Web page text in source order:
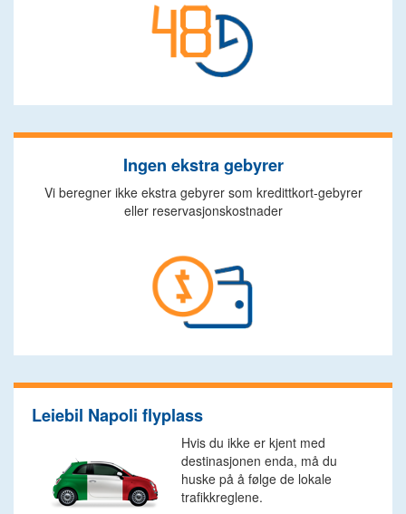
Ingen ekstra gebyrer
Vi beregner ikke ekstra gebyrer som kredittkort-gebyrer
eller reservasjonskostnader
Leiebil Napoli flyplass
Hvis du ikke er kjent med
destinasjonen enda, må du
huske på å følge de lokale
trafikkreglene.